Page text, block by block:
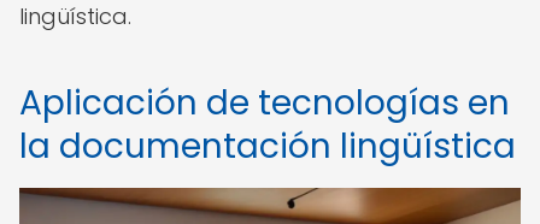
lingüística.
Aplicación de tecnologías en
la documentación lingüística